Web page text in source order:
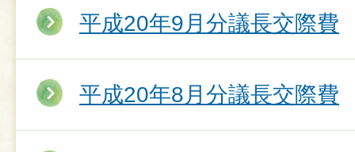
平成20年9月分議長交際費
平成20年8月分議長交際費